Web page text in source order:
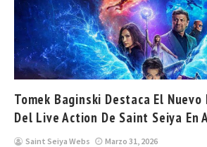
Tomek Baginski Destaca El
Del Live Action De Saint Seiya En
Saint Seiya Webs Marzo 31, 2026